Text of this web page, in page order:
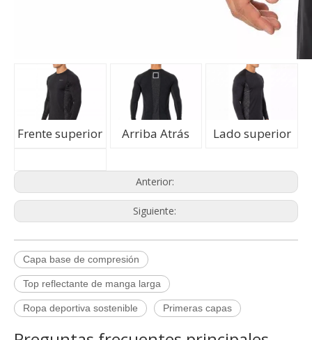
Frente superior Arriba Atrás Lado superior
Anterior:
Siguiente:
Capa base de compresión
Top reflectante de manga larga
Ropa deportiva sostenible Primeras capas
Q Política de quejas
A
Procedimiento de quejas de Empirelion
Si no está satisfecho con su compra puede devolverlo de